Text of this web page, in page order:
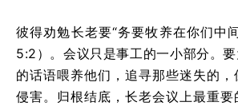
彼得劝勉长老要“务要牧养在你们中
5:2）。会议只是事工的一小部分。
的话语喂养他们，追寻那些迷失的
侵害。归根结底，长老会议上最重要